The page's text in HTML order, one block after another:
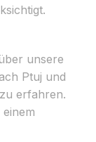
unsere
Ptuj und
erfahren.